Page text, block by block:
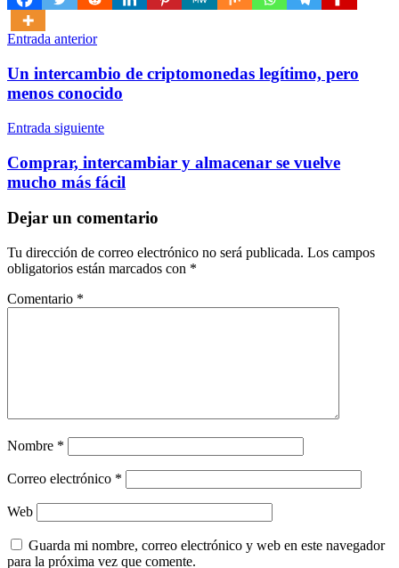
Navegación
de
entradas
Entrada anterior
Un intercambio de criptomonedas legítimo, pero
menos conocido
Entrada siguiente
Comprar, intercambiar y almacenar se vuelve
mucho más fácil
Dejar un comentario
Tu dirección de correo electrónico no será publicada. Los campos
obligatorios están marcados con *
Comentario *
Nombre *
Correo electrónico *
Web
Guarda mi nombre, correo electrónico y web en este navegador
para la próxima vez que comente.